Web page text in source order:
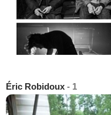
Éric Robidoux - 1